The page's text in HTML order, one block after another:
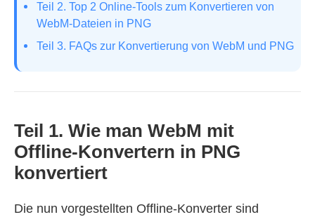
Teil 2. Top 2 Online‑Tools zum Konvertieren von
WebM‑Dateien in PNG
Teil 3. FAQs zur Konvertierung von WebM und PNG
Teil 1. Wie man WebM mit
Offline‑Konvertern in PNG
konvertiert
Die nun vorgestellten Offline‑Konverter sind